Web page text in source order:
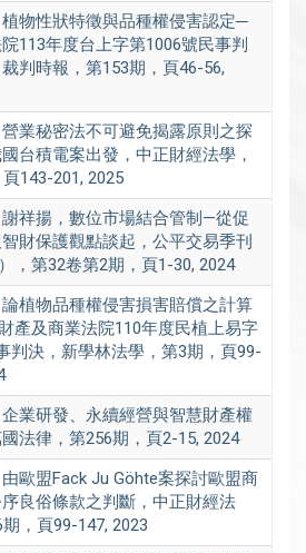
物性狀特徵與品種權侵害認定─
113年度台上字第1006號民事判
判時報，第153期，頁46-56,
業秘密法不可避免揭露原則之探
台積電案出發，中正財經法學，
143-201, 2025
祥揚，數位市場結合管制—從促
財保護觀點談起，公平交易季刊
），第32卷第2期，頁1-30, 2024
植物品種權侵害損害賠償之計算
產及商業法院110年度民植上易字
判決，新學林法學，第3期，頁99-
業研發、永續經營與智慧財產權
法律，第256期，頁2-15, 2024
歐盟Fack Ju Göhte案探討歐盟商
良俗條款之判斷，中正財經法
，頁99-147, 2023